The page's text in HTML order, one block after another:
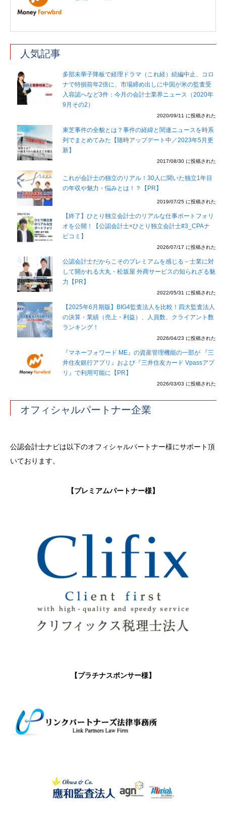
人気記事
多部未華子降板で経理ドラマ（これ経）続編中止、コロ
ナで特損前年2倍に、市場締め出しに中国が米の監査受
入容認へなど3件：今月の会計士業界ニュース（2020年
9月その2）
2020/09/11 に投稿された
東芝事件の全貌とは？事件の経緯と関連ニュースを時系
列でまとめてみた【随時アップデート中／2023年5月更
新】
2017/08/30 に投稿された
これが会計士の独立のリアル！30人に聞いた独立1年目
の年収や魅力・悩みとは！？【PR】
2019/07/25 に投稿された
【終了】ひとり独立会計士のリアルな仕事ポートフォリ
オを公開！【公認会計士×ひとり独立会計士#3_CPAナ
ビコミ】
2026/07/17 に投稿された
公認会計士だからこそのプレミアムを感じる－士業に対
して開かれる大丸・松坂屋 外商サービスの知られざる魅
力【PR】
2022/05/31 に投稿された
【2025年6月期版】BIG4監査法人を比較！四大監査法人
の決算・業績（売上・利益）、人員数、クライアント数
ランキング！
2026/04/23 に投稿された
『マネーフォワード ME』の資産管理機能の一部が 『三
井住友銀行アプリ』および『三井住友カード Vpassアプ
リ』で利用可能に【PR】
2026/03/03 に投稿された
オフィシャルパートナー企業
公認会計士ナビは以下のオフィシャルパートナー様にサポート頂
いております。
【プレミアムパートナー様】
【プラチナスポンサー様】